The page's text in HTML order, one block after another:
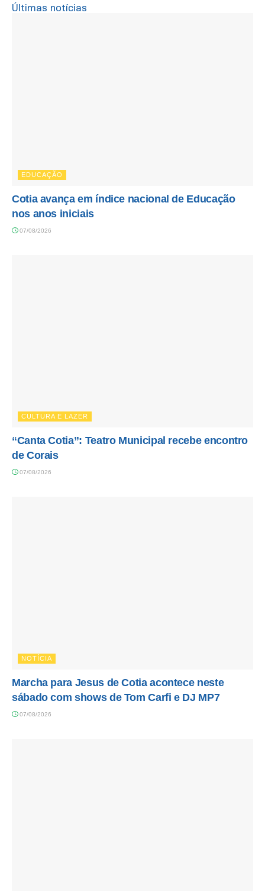
Últimas notícias
EDUCAÇÃO
Cotia avança em índice nacional de Educação
nos anos iniciais
07/08/2026
CULTURA E LAZER
“Canta Cotia”: Teatro Municipal recebe encontro
de Corais
07/08/2026
NOTÍCIA
Marcha para Jesus de Cotia acontece neste
sábado com shows de Tom Carfi e DJ MP7
07/08/2026